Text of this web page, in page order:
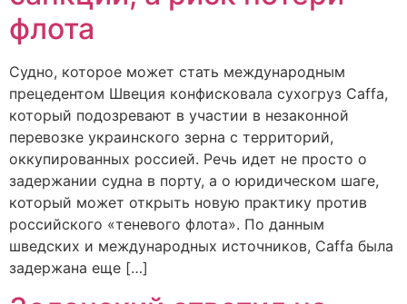
флота
Судно, которое может стать международным
прецедентом Швеция конфисковала сухогруз Caffa,
который подозревают в участии в незаконной
перевозке украинского зерна с территорий,
оккупированных россией. Речь идет не просто о
задержании судна в порту, а о юридическом шаге,
который может открыть новую практику против
российского «теневого флота». По данным
шведских и международных источников, Caffa была
задержана еще […]